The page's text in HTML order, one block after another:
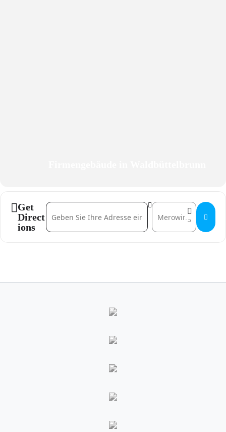
Get
Direct
ions
Address - Erstberatung [] Destination Address -